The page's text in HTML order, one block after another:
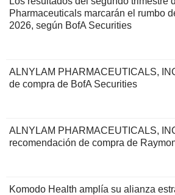
Pharmaceuticals marcarán el rumbo
2026, según BofA Securities
ALNYLAM PHARMACEUTICALS,
de compra de BofA Securities
ALNYLAM PHARMACEUTICALS,
recomendación de compra de
Komodo Health amplía su alianza